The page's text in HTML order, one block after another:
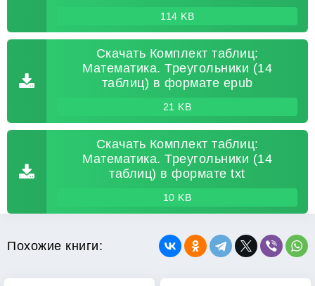
114 KB
Скачать Комплект таблиц:
Математика. Треугольники (14
таблиц) в формате epub
21 KB
Скачать Комплект таблиц:
Математика. Треугольники (14
таблиц) в формате txt
10 KB
Похожие книги: